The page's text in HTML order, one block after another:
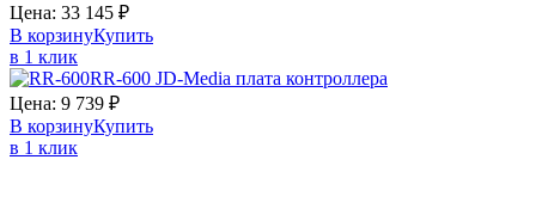
Цена: 33 145 ₽
В корзинуКупить
в 1 клик
RR-600 JD-Media плата контроллера
Цена: 9 739 ₽
В корзинуКупить
в 1 клик